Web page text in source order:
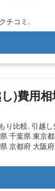
チコミ.
)費用
り比較. 引越
千葉県 東京
京都府 大阪